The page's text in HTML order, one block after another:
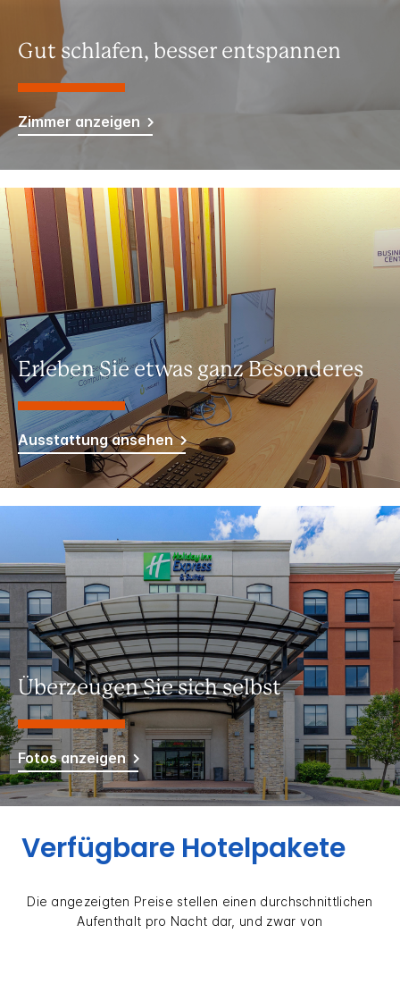
Gut schlafen, besser entspannen
Zimmer anzeigen
Erleben Sie etwas ganz Besonderes
Ausstattung ansehen
Überzeugen Sie sich selbst
Fotos anzeigen
Verfügbare Hotelpakete
Die angezeigten Preise stellen einen durchschnittlichen
Aufenthalt pro Nacht dar, und zwar von